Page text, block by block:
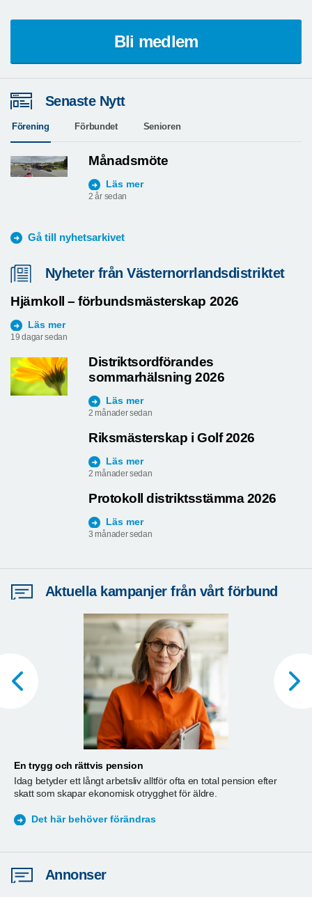
Bli medlem
Senaste Nytt
Förening Förbundet Senioren
Månadsmöte
Läs mer
2 år sedan
Gå till nyhetsarkivet
Nyheter från Västernorrlandsdistriktet
Hjärnkoll – förbundsmästerskap 2026
Läs mer
19 dagar sedan
Distriktsordförandes
sommarhälsning 2026
Läs mer
2 månader sedan
Riksmästerskap i Golf 2026
Läs mer
2 månader sedan
Protokoll distriktsstämma 2026
Läs mer
3 månader sedan
Aktuella kampanjer från vårt förbund
En trygg och rättvis pension
Idag betyder ett långt arbetsliv alltför ofta en total pension efter
skatt som skapar ekonomisk otrygghet för äldre.
Det här behöver förändras
Annonser